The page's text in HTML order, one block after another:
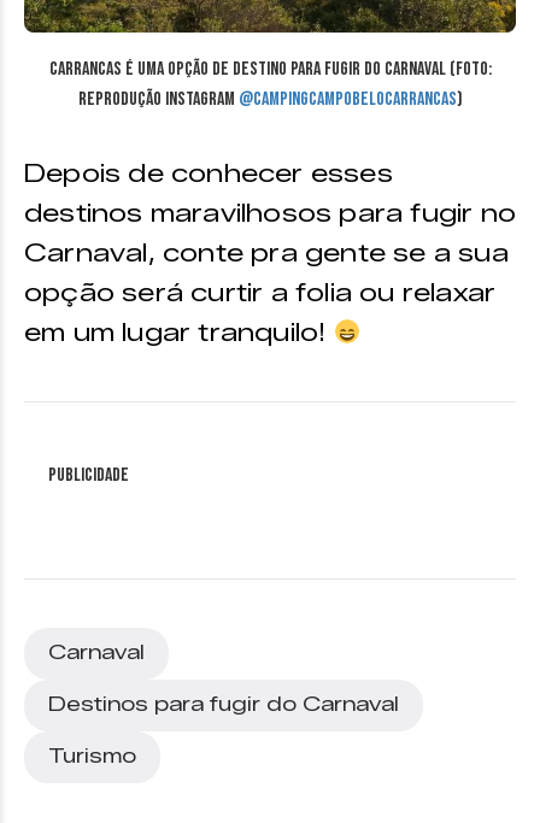
Carrancas é uma opção de destino para fugir do carnaval (Foto:
reprodução Instagram @campingcampobelocarrancas)
Depois de conhecer esses
destinos maravilhosos para fugir no
Carnaval, conte pra gente se a sua
opção será curtir a folia ou relaxar
em um lugar tranquilo!
Publicidade
Carnaval
Destinos para fugir do Carnaval
Turismo